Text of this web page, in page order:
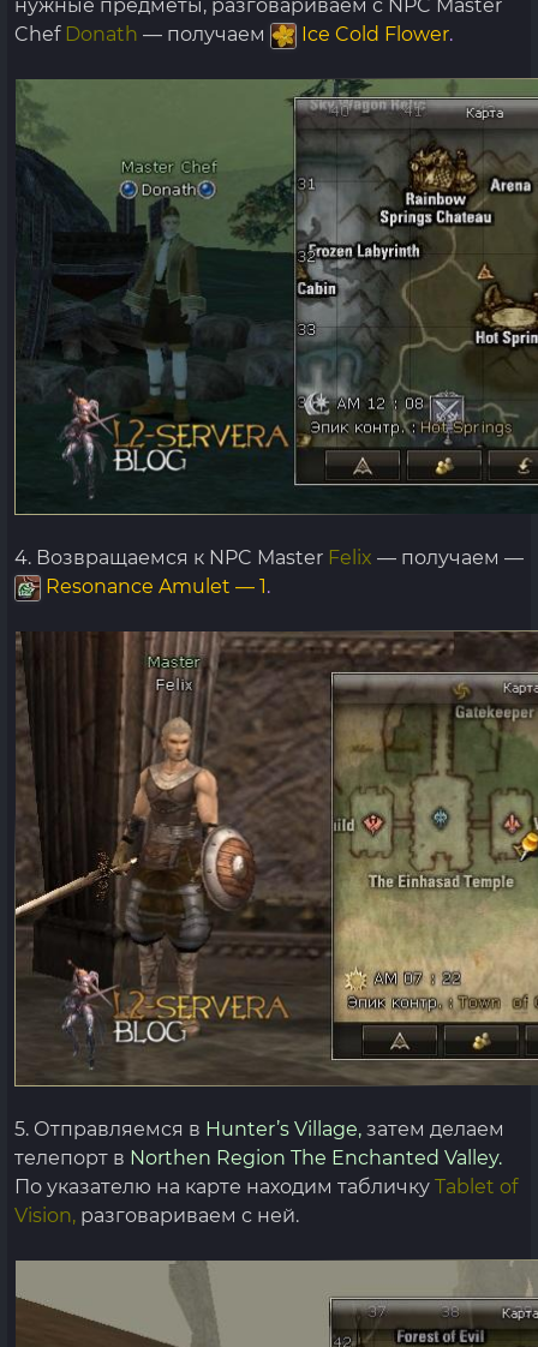
нужные предметы, разговариваем с NPC Master
Chef Donath — получаем Ice Cold Flower.
4. Возвращаемся к NPC Master Felix — получаем —
Resonance Amulet — 1.
5. Отправляемся в Hunter’s Village, затем делаем
телепорт в Northen Region The Enchanted Valley.
По указателю на карте находим табличку Tablet of
Vision, разговариваем с ней.